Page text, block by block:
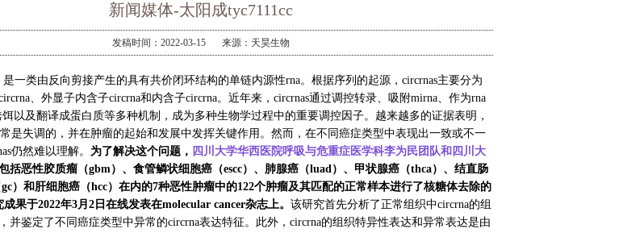
新闻媒体-太阳成tyc7111cc
发稿时间：2022-03-15 来源：天昊生物
是一类由反向剪接产生的具有共价闭环结构的单链内源性rna。根据序列的起源， circrnas主要分为
、外显子内含子circrna和内含子circrna。近年来， circrnas通过调控转录、吸附mirna、作为rna
饵以及翻译成蛋白质等多种机制，成为多种生物学过程中的重要调控因子。 越来越多的证据表明，
是失调的，并在肿瘤的起始和发展中发挥关键作用。然而，在不同癌症类型中表现出一致或不一
仍然难以理解。 为了解决这个问题， 四川大学华西医院呼吸与危重症医学科李为民团队和四川大
括恶性胶质瘤（gbm）、食管鳞状细胞癌（escc）、肺腺癌（luad）、甲状腺癌（thca）、结直肠
gc）和肝细胞癌（hcc）在内的7种恶性肿瘤中的122个肿瘤及其匹配的正常样本进行了核糖体去除的
成果于2022年3月 2 日在线发表在molecular cancer杂志上。 该研究首先分析了正常组织中circrna的组
并鉴定了不同癌症类型中异常的circrna表达特征。此外， circrna的组织特异性表达和异常表达是由